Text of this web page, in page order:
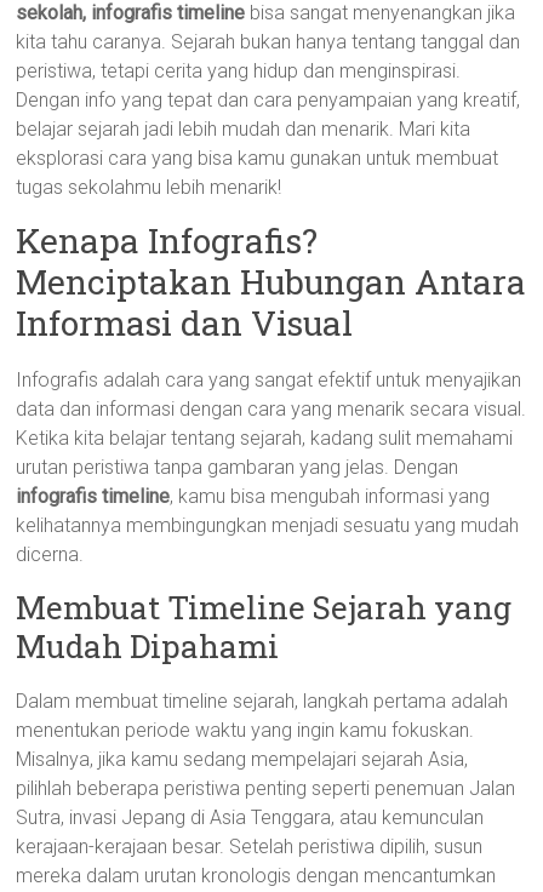
sekolah, infografis timeline bisa sangat menyenangkan jika
kita tahu caranya. Sejarah bukan hanya tentang tanggal dan
peristiwa, tetapi cerita yang hidup dan menginspirasi.
Dengan info yang tepat dan cara penyampaian yang kreatif,
belajar sejarah jadi lebih mudah dan menarik. Mari kita
eksplorasi cara yang bisa kamu gunakan untuk membuat
tugas sekolahmu lebih menarik!
Kenapa Infografis?
Menciptakan Hubungan Antara
Informasi dan Visual
Infografis adalah cara yang sangat efektif untuk menyajikan
data dan informasi dengan cara yang menarik secara visual.
Ketika kita belajar tentang sejarah, kadang sulit memahami
urutan peristiwa tanpa gambaran yang jelas. Dengan
infografis timeline, kamu bisa mengubah informasi yang
kelihatannya membingungkan menjadi sesuatu yang mudah
dicerna.
Membuat Timeline Sejarah yang
Mudah Dipahami
Dalam membuat timeline sejarah, langkah pertama adalah
menentukan periode waktu yang ingin kamu fokuskan.
Misalnya, jika kamu sedang mempelajari sejarah Asia,
pilihlah beberapa peristiwa penting seperti penemuan Jalan
Sutra, invasi Jepang di Asia Tenggara, atau kemunculan
kerajaan-kerajaan besar. Setelah peristiwa dipilih, susun
mereka dalam urutan kronologis dengan mencantumkan